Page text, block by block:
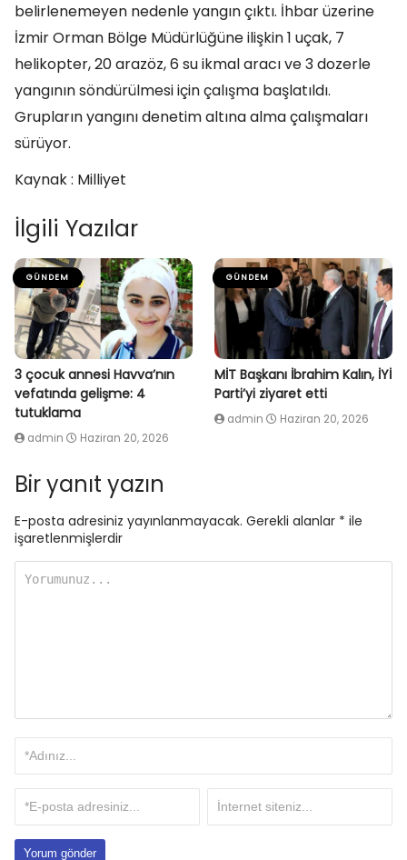
belirlenemeyen nedenle yangın çıktı. İhbar üzerine
İzmir Orman Bölge Müdürlüğüne ilişkin 1 uçak, 7
helikopter, 20 arazöz, 6 su ikmal aracı ve 3 dozerle
yangının söndürülmesi için çalışma başlatıldı.
Grupların yangını denetim altına alma çalışmaları
sürüyor.
Kaynak : Milliyet
İlgili Yazılar
GÜNDEM
3 çocuk annesi Havva’nın
vefatında gelişme: 4
tutuklama
admin Haziran 20, 2026
GÜNDEM
MİT Başkanı İbrahim Kalın, İYİ
Parti’yi ziyaret etti
admin Haziran 20, 2026
Bir yanıt yazın
E-posta adresiniz yayınlanmayacak. Gerekli alanlar * ile
işaretlenmişlerdir